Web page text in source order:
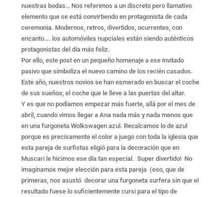
nuestras bodas… Nos referimos a un discreto pero llamativo
elemento que se está convirtiendo en protagonista de cada
ceremonia. Modernos, retros, divertidos, ocurrentes, con
encanto…. los automóviles nupciales están siendo auténticos
protagonistas del día más feliz.
Por ello, este post en un pequeño homenaje a ese invitado
pasivo que simboliza el nuevo camino de los recién casados.
Este año, nuestros novios se han esmerado en buscar el coche
de sus sueños; el coche que le lleve a las puertas del altar.
Y es que no podíamos empezar más fuerte, allá por el mes de
abril, cuando vimos llegar a Ana nada más y nada menos que
en una furgoneta Wolkswagen azul. Recalcamos lo de azul
porque es precisamente el color a juego con toda la iglesia que
esta pareja de surfistas eligió para la decoración que en
Muscari le hicimos ese día tan especial. Super divertido! No
imaginamos mejor elección para esta pareja (eso, que de
primeras, nos asustó decorar una furgoneta surfera sin que el
resultado fuese lo suficientemente cursi para el tipo de